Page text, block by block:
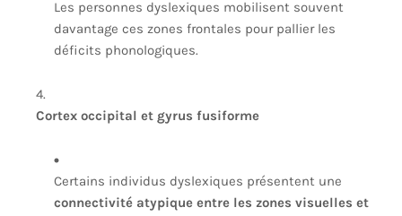
Les personnes dyslexiques mobilisent souvent
davantage ces zones frontales pour pallier les
déficits phonologiques.
Cortex occipital et gyrus fusiforme
Certains individus dyslexiques présentent une
connectivité atypique entre les zones visuelles et